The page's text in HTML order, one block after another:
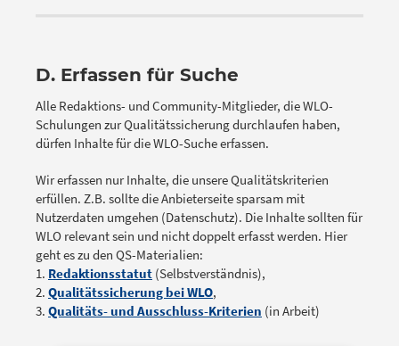
D. Erfassen für Suche
Alle Redaktions- und Community-Mitglieder, die WLO-
Schulungen zur Qualitätssicherung durchlaufen haben,
dürfen Inhalte für die WLO-Suche erfassen.
Wir erfassen nur Inhalte, die unsere Qualitätskriterien
erfüllen. Z.B. sollte die Anbieterseite sparsam mit
Nutzerdaten umgehen (Datenschutz). Die Inhalte sollten für
WLO relevant sein und nicht doppelt erfasst werden. Hier
geht es zu den QS-Materialien:
1. Redaktionsstatut (Selbstverständnis),
2. Qualitätssicherung bei WLO,
3. Qualitäts- und Ausschluss-Kriterien (in Arbeit)